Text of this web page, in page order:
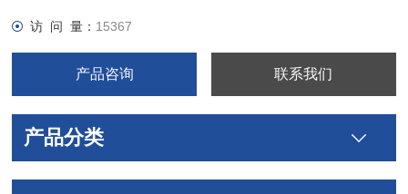
访 问 量： 15367
产品咨询 联系我们
产品分类